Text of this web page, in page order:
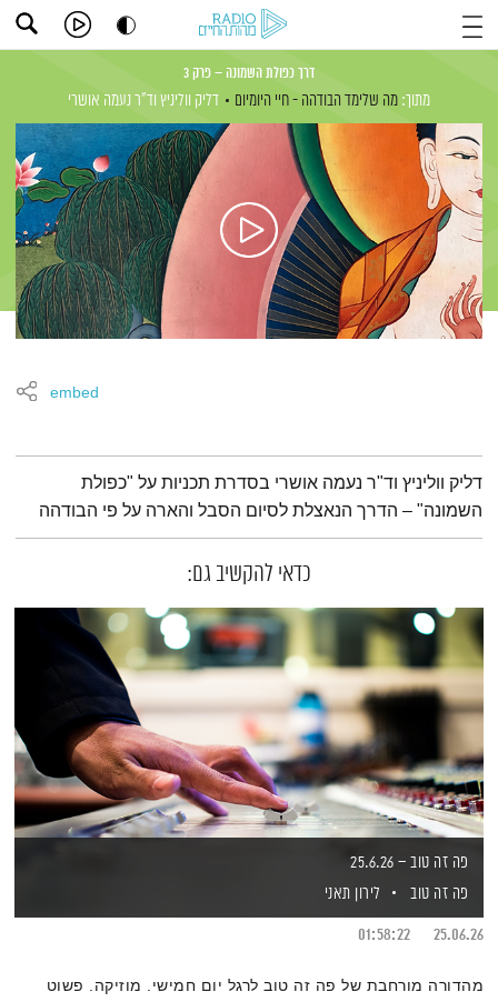
דרך כפולת השמונה – פרק 3
מתוך: מה שלימד הבודהה - חיי היומיום דליק ווליניץ וד"ר נעמה אושרי
embed
תמצית הפודקאסט
דליק ווליניץ וד"ר נעמה אושרי בסדרת תכניות על "כפולת
השמונה" – הדרך הנאצלת לסיום הסבל והארה על פי הבודהה
כדאי להקשיב גם:
פה זה טוב – 25.6.26
פה זה טוב
לירון תאני
25.06.26
01:58:22
מהדורה מורחבת של פה זה טוב לרגל יום חמישי. מוזיקה. פשוט